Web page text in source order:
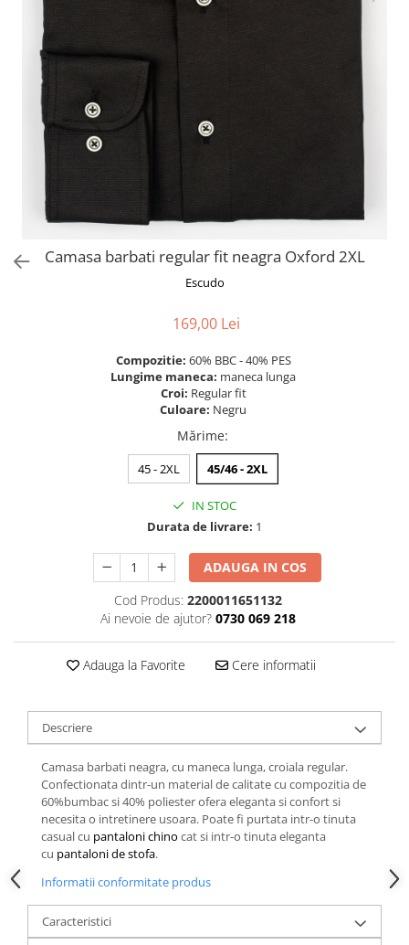
Camasa barbati regular fit neagra Oxford 2XL
Escudo
169,00 Lei
Compozitie: 60% BBC - 40% PES
Lungime maneca: maneca lunga
Croi: Regular fit
Culoare: Negru
Mărime:
45 - 2XL 45/46 - 2XL
IN STOC
Durata de livrare: 1
ADAUGA IN COS
Cod Produs: 2200011651132
Ai nevoie de ajutor? 0730 069 218
Adauga la Favorite Cere informatii
Descriere
Camasa barbati neagra, cu maneca lunga, croiala regular.
Confectionata dintr-un material de calitate cu compozitia de
60%bumbac si 40% poliester ofera eleganta si confort si
necesita o intretinere usoara. Poate fi purtata intr-o tinuta
casual cu pantaloni chino cat si intr-o tinuta eleganta
cu pantaloni de stofa.
Informatii conformitate produs
Caracteristici